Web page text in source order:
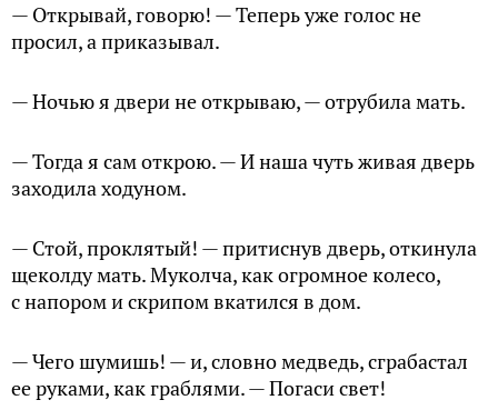
— Открывай, говорю! — Теперь уже голос не
просил, а приказывал.
— Ночью я двери не открываю, — отрубила мать.
— Тогда я сам открою. — И наша чуть живая дверь
заходила ходуном.
— Стой, проклятый! — притиснув дверь, откинула
щеколду мать. Муколча, как огромное колесо,
с напором и скрипом вкатился в дом.
— Чего шумишь! — и, словно медведь, сграбастал
ее руками, как граблями. — Погаси свет!